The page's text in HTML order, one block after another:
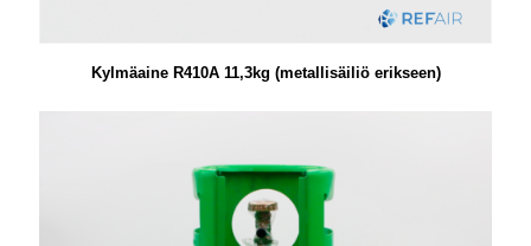
Kylmäaine R410A 11,3kg (metallisäiliö erikseen)